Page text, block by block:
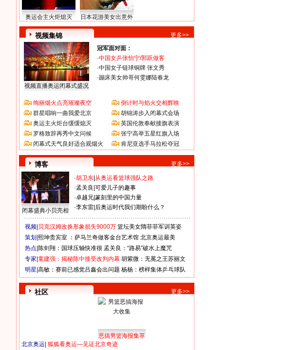
奥运会主火炬熄灭 日本花游美女出意外
视频集锦 更多>>
视频直播奥运闭幕式盛况
冠军面对面：
·中国女乒张怡宁/郭跃做客
·中国女子链球铜牌 张文秀
·蹦床美女帅哥何雯娜陆春龙
绚丽烟火点亮璀璨夜空
群星唱响一曲我爱北京
奥运主火炬台缓缓熄灭
罗格致辞再秀中文问候
闭幕式天气良好适合观烟火
倒计时与焰火交相辉映
胡锦涛步入闭幕式会场
英国伦敦奉献接旗表演
张宁高举五星红旗入场
肯尼亚选手马拉松夺冠
博客 更多>>
闭幕盛典小贝亮相
·胡卫东 从奥运看篮球强队之路
·孟关良 可爱儿子的趣事
·卓越兄 篆刻里的中国力量
·李东雷 后奥运时代我们期盼什么？
视频| 贝克汉姆改换形象损失9000万 篮坛美女隋菲菲军训英姿
策划| 熙坤贵宾室 ：萨马兰奇做客金台艺术馆 北京奥运最美
热点| 陈剑翔：国球压轴快准很 孟关良：“路易”破水上魔咒
专家| 童建强：揭秘陈中接受改判内幕 胡紫微：无冕之王苏丽文
明星| 高敏：赛前已感觉吕鑫会出问题 杨杨：榜样集体乒乓球队
社区 更多>>
恶搞男篮海报集萃
北京奥运 狐狐看奥运—见证北京奇迹